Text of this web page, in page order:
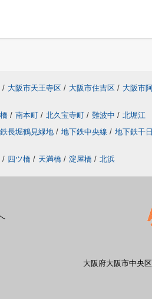
/ 大阪市天王寺区 / 大阪市住吉区 / 大阪市
/ 南本町 / 北久宝寺町 / 難波中 / 北堀江
長堀鶴見緑地 / 地下鉄中央線 / 地下鉄千
/ 四ツ橋 / 天満橋 / 淀屋橋 / 北浜
大阪府大阪市中央